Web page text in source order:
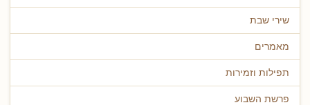
שירי שבת
מאמרים
תפילות וזמירות
פרשת השבוע